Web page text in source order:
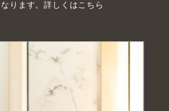
ります。詳しくはこちら